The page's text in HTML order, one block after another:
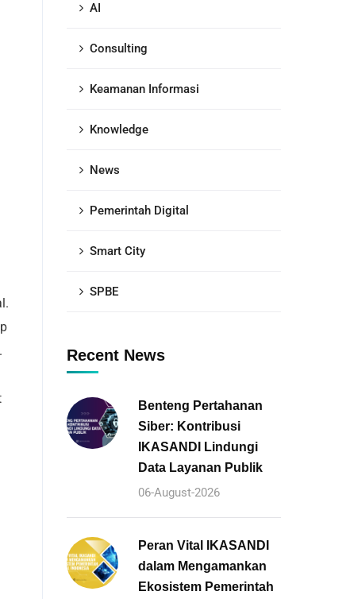
AI
Consulting
Keamanan Informasi
Knowledge
News
Pemerintah Digital
Smart City
SPBE
Recent News
Benteng Pertahanan
Siber: Kontribusi
IKASANDI Lindungi
Data Layanan Publik
06-August-2026
Peran Vital IKASANDI
dalam Mengamankan
Ekosistem Pemerintah